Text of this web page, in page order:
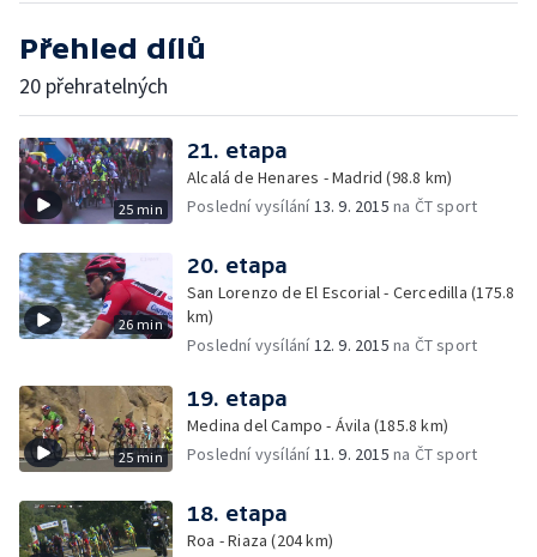
Přehled dílů
20 přehratelných
25 min
21. etapa
Alcalá de Henares - Madrid (98.8 km)
Poslední vysílání13. 9. 2015 na ČT sport
26 min
20. etapa
San Lorenzo de El Escorial - Cercedilla (175.8
km)
Poslední vysílání12. 9. 2015 na ČT sport
25 min
19. etapa
Medina del Campo - Ávila (185.8 km)
Poslední vysílání11. 9. 2015 na ČT sport
18. etapa
Roa - Riaza (204 km)